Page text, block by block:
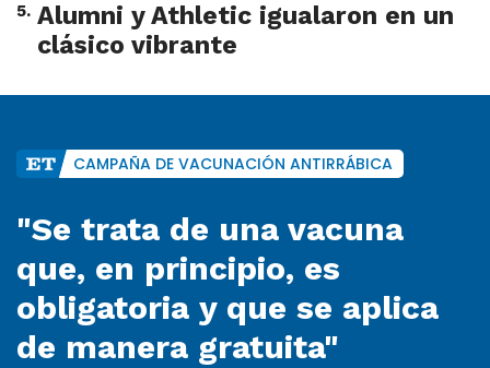
5. Alumni y Athletic igualaron en un
clásico vibrante
CAMPAÑA DE VACUNACIÓN ANTIRRÁBICA
"Se trata de una vacuna
que, en principio, es
obligatoria y que se aplica
de manera gratuita"